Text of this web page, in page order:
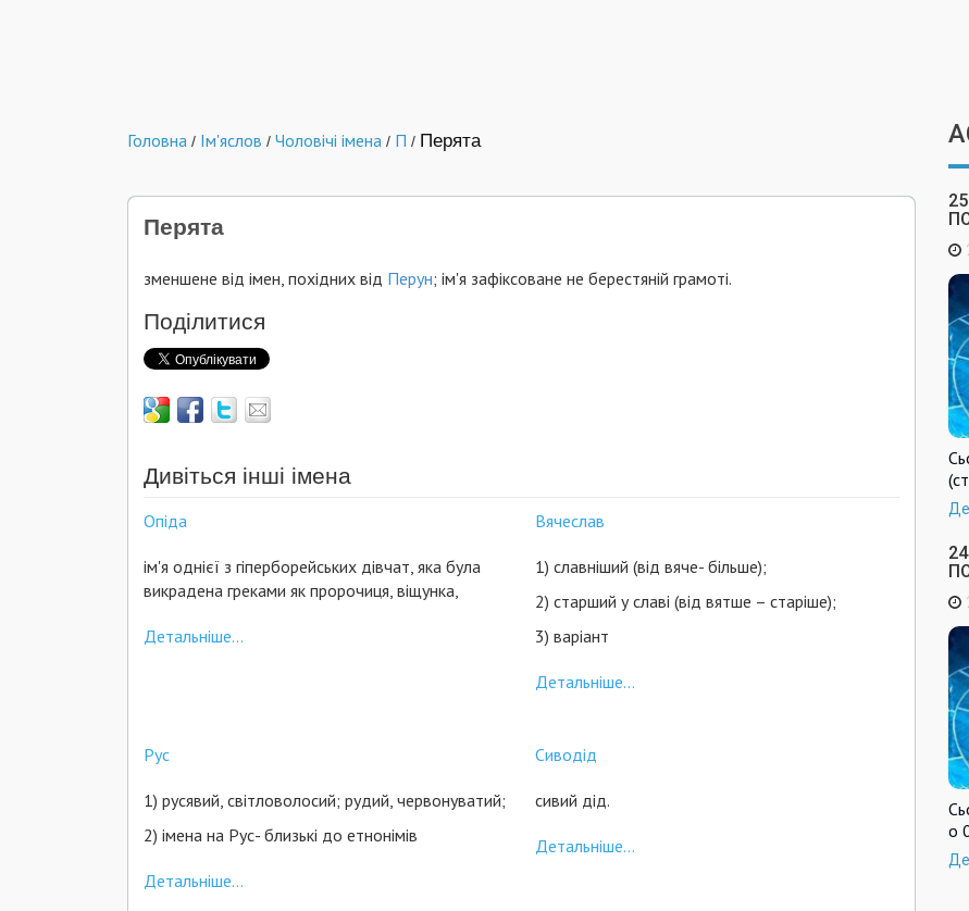
Головна / Ім'яслов / Чоловічі імена / П / Перята
Перята
зменшене від імен, похідних від Перун; ім'я зафіксоване не берестяній грамоті.
Поділитися
Дивіться інші імена
Опіда
ім'я однієї з гіперборейських дівчат, яка була
викрадена греками як пророчиця, віщунка,
Детальніше...
Вячеслав
1) славніший (від вяче- більше);
2) старший у славі (від вятше – старіше);
3) варіант
Детальніше...
Рус
1) русявий, світловолосий; рудий, червонуватий;
2) імена на Рус- близькі до етнонімів
Детальніше...
Сиводід
сивий дід.
Детальніше...
о